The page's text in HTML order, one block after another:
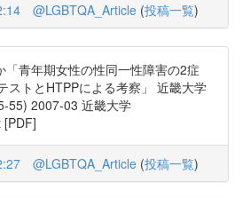
@LGBTQA_Article (投稿一覧)
「青年期女性の性同一性障害の2症
ストとHTPPによる考察」 近畿大学
55) 2007-03 近畿大学
[PDF]
@LGBTQA_Article (投稿一覧)